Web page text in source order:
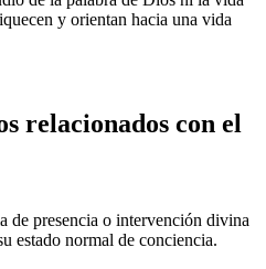
y orientan hacia una vida
relacionados con el
de presencia o intervención divina
estado normal de conciencia.